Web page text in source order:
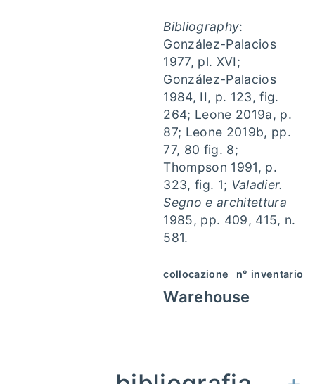
Bibliography:
González-Palacios
1977, pl. XVI;
González-Palacios
1984, II, p. 123, fig.
264; Leone 2019a, p.
87; Leone 2019b, pp.
77, 80 fig. 8;
Thompson 1991, p.
323, fig. 1; Valadier.
Segno e architettura
1985, pp. 409, 415, n.
581.
collocazione
Warehouse
n° inventario